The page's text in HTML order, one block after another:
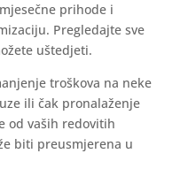
prihode i
Pregledajte sve
uštedjeti.
troškova na neke
ili čak pronalaženje
od vaših redovitih
biti preusmjerena u